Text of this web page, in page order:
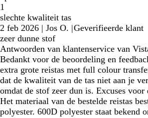
1
slechte kwaliteit tas
2 feb 2026 | Jos O. |Geverifieerde klant
zeer dunne stof
Antwoorden van klantenservice van
Bedankt voor de beoordeling en
extra grote reistas met full colour
dat de kwaliteit van de tas niet aan je
omdat de stof zeer dun is. Excuses voor
Het materiaal van de bestelde reistas
polyester. 600D polyester staat bekend